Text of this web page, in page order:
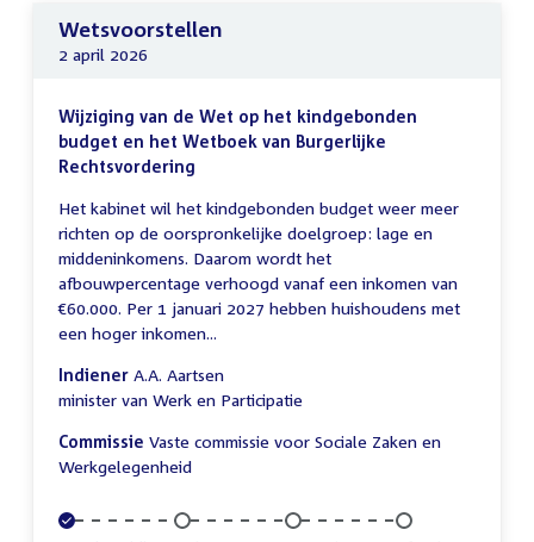
Wetsvoorstellen
2 april 2026
Wijziging van de Wet op het kindgebonden
budget en het Wetboek van Burgerlijke
Rechtsvordering
Het kabinet wil het kindgebonden budget weer meer
richten op de oorspronkelijke doelgroep: lage en
middeninkomens. Daarom wordt het
afbouwpercentage verhoogd vanaf een inkomen van
€60.000. Per 1 januari 2027 hebben huishoudens met
een hoger inkomen...
Indiener A.A. Aartsen
minister van Werk en Participatie
Commissie Vaste commissie voor Sociale Zaken en
Werkgelegenheid